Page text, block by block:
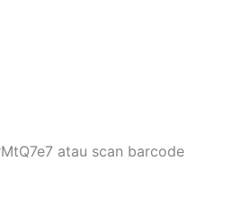
atau scan barcode